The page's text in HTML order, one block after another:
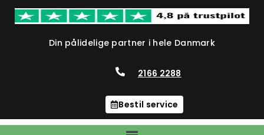
Din pålidelige partner i hele Danmark
2166 2288
Bestil service